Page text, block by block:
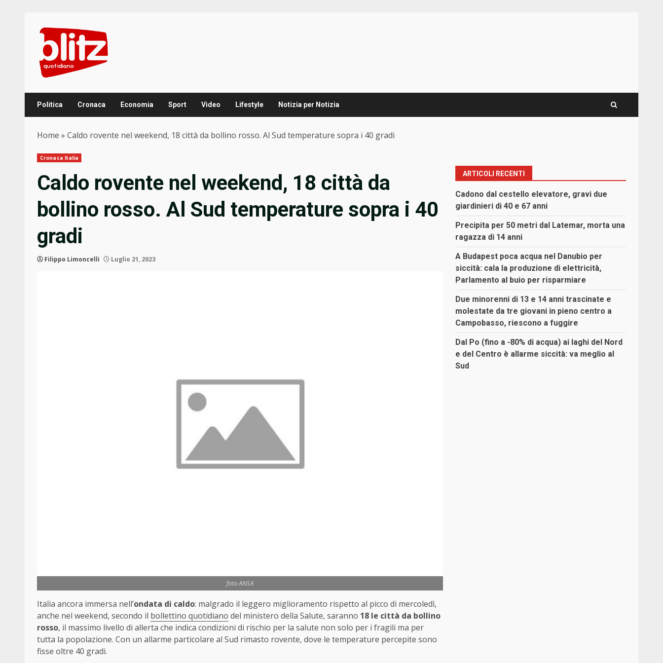
content
Politica Cronaca Economia Sport Video Lifestyle Notizia per Notizia
Home » Caldo rovente nel weekend, 18 città da bollino rosso. Al Sud temperature sopra i 40 gradi
Cronaca Italia
Caldo rovente nel weekend, 18 città da
bollino rosso. Al Sud temperature sopra i 40
gradi
Filippo Limoncelli Luglio 21, 2023
foto ANSA
Italia ancora immersa nell’ondata di caldo: malgrado il leggero miglioramento rispetto al picco di mercoledì,
anche nel weekend, secondo il bollettino quotidiano del ministero della Salute, saranno 18 le città da bollino
rosso, il massimo livello di allerta che indica condizioni di rischio per la salute non solo per i fragili ma per
tutta la popolazione. Con un allarme particolare al Sud rimasto rovente, dove le temperature percepite sono
fisse oltre 40 gradi.
ARTICOLI RECENTI
Cadono dal cestello elevatore, gravi due
giardinieri di 40 e 67 anni
Precipita per 50 metri dal Latemar, morta una
ragazza di 14 anni
A Budapest poca acqua nel Danubio per
siccità: cala la produzione di elettricità,
Parlamento al buio per risparmiare
Due minorenni di 13 e 14 anni trascinate e
molestate da tre giovani in pieno centro a
Campobasso, riescono a fuggire
Dal Po (fino a -80% di acqua) ai laghi del Nord
e del Centro è allarme siccità: va meglio al
Sud